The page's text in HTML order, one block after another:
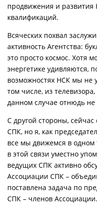
продвижения и
квалификаций.
Всяческих похвал
активность Агентства:
это просто космос. Хотя
энергетике удивляются,
возможностях НСК мы не
том числе, из
данном случае отнюдь не
С другой стороны,
СПК, но я, как
все мы движемся в
в этой связи уместно
ведущих СПК активно
Ассоциации СПК –
поставлена задача по
СПК – членов Ассоциации.